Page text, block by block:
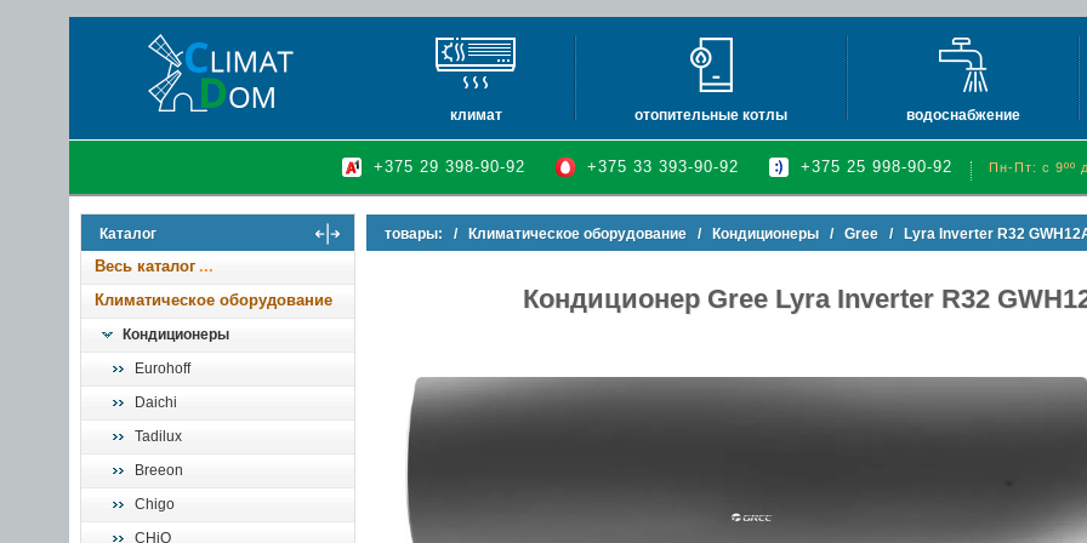
климат
кондиционеры
очистители и увлажнители воздуха
осушители воздуха
отопительные котлы
электрические котлы
газовые настенные котлы (атмо)
газовые настенные котлы (турбо)
газовые напольные котлы
водоснабжение
водонагреватели
водонагреватели газовые
бойлеры косвенного
насосы
+375 29 398-90-92 +375 33 393-90-92 +375 25 998-90-92 Пн-Пт: с 9ºº
Каталог
Весь каталог
Климатическое оборудование
Кондиционеры
Eurohoff
Daichi
Tadilux
Breeon
Chigo
CHiQ
товары: / Климатическое оборудование / Кондиционеры / Gree / Lyra Inverter R32
Кондиционер Gree Lyra Inverter R32